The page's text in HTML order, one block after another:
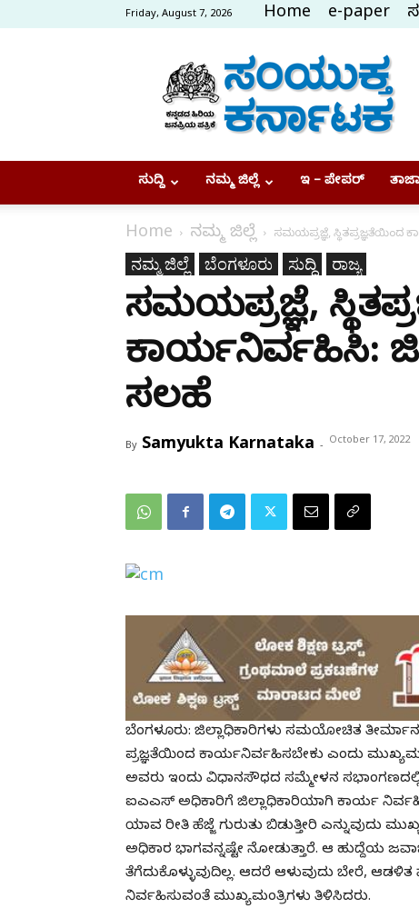
Friday, August 7, 2026 Home e-paper
Samyukta
Karnataka
ಸುದ್ದಿ ನಮ್ಮ ಜಿಲ್ಲೆ ಇ – ಪೇಪರ್
Home ನಮ್ಮ ಜಿಲ್ಲೆ ಸಮಯಪ್ರಜ್ಞೆ, ಸ್ಥಿತಪ್ರಜ್ಞತೆಯಿಂದ
ನಮ್ಮ ಜಿಲ್ಲೆ ಬೆಂಗಳೂರು ಸುದ್ದಿ ರಾಜ್ಯ
ಸಮಯಪ್ರಜ್ಞೆ,
ಕಾರ್ಯನಿರ್ವಹಿಸಿ:
ಸಲಹೆ
By Samyukta Karnataka - October 17, 2022
ಬೆಂಗಳೂರು: ಜಿಲ್ಲಾಧಿಕಾರಿಗಳು ಸಮಯೋಚಿತ
ಪ್ರಜ್ಞತೆಯಿಂದ ಕಾರ್ಯನಿರ್ವಹಿಸಬೇಕು ಎಂದು
ಅವರು ಇಂದು ವಿಧಾನಸೌಧದ ಸಮ್ಮೇಳನ
ಐಎಎಸ್ ಅಧಿಕಾರಿಗೆ ಜಿಲ್ಲಾಧಿಕಾರಿಯಾಗಿ ಕಾರ್ಯ
ಯಾವ ರೀತಿ ಹೆಜ್ಜೆ ಗುರುತು ಬಿಡುತ್ತೀರಿ ಎನ್ನುವುದು
ಅಧಿಕಾರ ಭಾಗವನ್ನಷ್ಟೇ ನೋಡುತ್ತಾರೆ. ಆ ಹುದ್ದೆಯ
ತೆಗೆದುಕೊಳ್ಳುವುದಿಲ್ಲ. ಆದರೆ ಆಳುವುದು ಬೇರೆ,
ನಿರ್ವಹಿಸುವಂತೆ ಮುಖ್ಯಮಂತ್ರಿಗಳು ತಿಳಿಸಿದರು.